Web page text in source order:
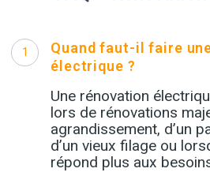
1
Quand faut-il faire
électrique ?
Une rénovation
lors de rénovations
agrandissement, d’un
d’un vieux filage ou
répond plus aux